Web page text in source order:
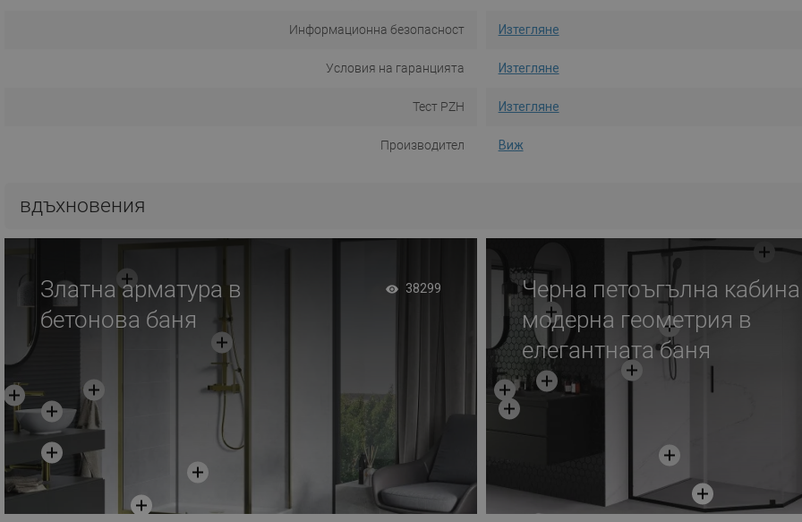
Информационна безопасност Изтегляне
Условия на гаранцията Изтегляне
Тест PZH Изтегляне
Производител Виж
вдъхновения
Златна арматура в
бетонова баня
38299
Черна петоъгълна
модерна геометрия в
елегантната баня